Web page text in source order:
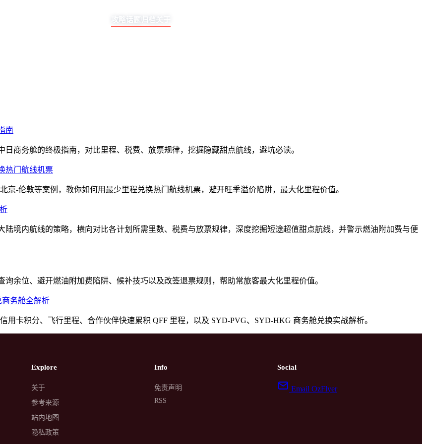
攻略 话题 归档 关于
南
商务舱的终极指南，对比里程、税费、放票规律，挖掘隐藏甜点航线，避坑必读。
热门航线机票
京-伦敦等案例，教你如何用最少里程兑换热门航线机票，避开旺季溢价陷阱，最大化里程价值。
境内航线的策略，横向对比各计划所需里数、税费与放票规律，深度挖掘短途超值甜点航线，并警示燃油附加费与便
余位、避开燃油附加费陷阱、候补技巧以及改签退票规则，帮助常旅客最大化里程价值。
商务舱全解析
用卡积分、飞行里程、合作伙伴快速累积 QFF 里程，以及 SYD-PVG、SYD-HKG 商务舱兑换实战解析。
Explore
关于
参考来源
站内地图
隐私政策
Info
免责声明
RSS
Social
Email OzFlyer